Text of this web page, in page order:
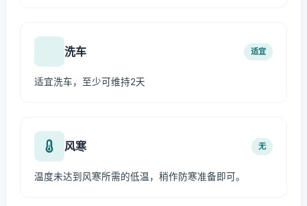
洗车 适宜
适宜洗车，至少可维持2天
风寒 无
温度未达到风寒所需的低温，稍作防寒准备即可。